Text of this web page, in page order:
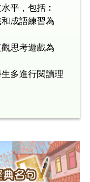
平，包括︰
成語練習為
思考遊戲為
多進行閱讀理